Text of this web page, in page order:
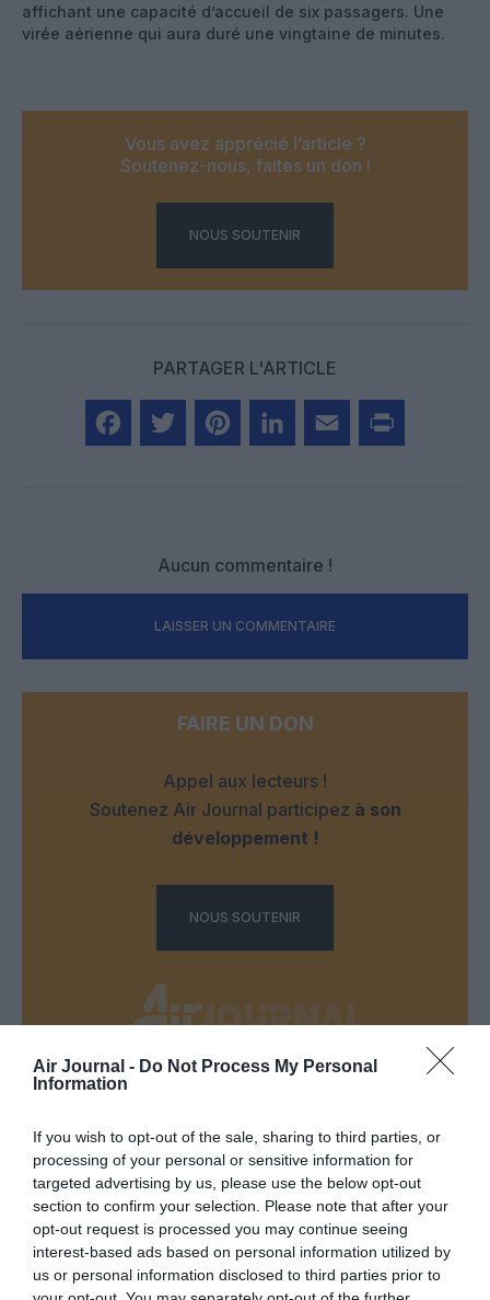
Air Journal - Do Not Process My Personal
Information
If you wish to opt-out of the sale, sharing to third parties, or
processing of your personal or sensitive information for
targeted advertising by us, please use the below opt-out
section to confirm your selection. Please note that after your
opt-out request is processed you may continue seeing
interest-based ads based on personal information utilized by
us or personal information disclosed to third parties prior to
affichant une capacité d’accueil de six passagers. Une
virée aérienne qui aura duré une vingtaine de minutes.
Vous avez apprécié l’article ?
Soutenez-nous, faites un don !
NOUS SOUTENIR
PARTAGER L'ARTICLE
Aucun commentaire !
LAISSER UN COMMENTAIRE
FAIRE UN DON
Appel aux lecteurs !
Soutenez Air Journal participez à son
développement !
NOUS SOUTENIR
Aviationa commenté l'article :
Partenariat Malaysia Airlines – SNCF : une offre
intermodale entre Paris-CDG et 27 gares françaises